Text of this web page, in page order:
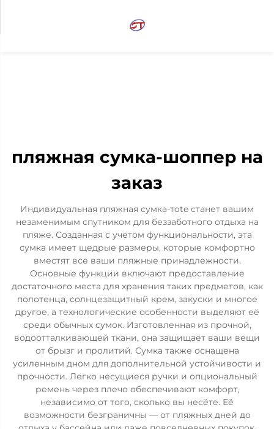
пляжная сумка-шоппер на
заказ
Индивидуальная пляжная сумка-тote станет вашим
незаменимым спутником для беззаботного отдыха на
пляже. Созданная с учетом функциональности, эта
сумка имеет щедрые размеры, которые комфортно
вместят все ваши пляжные принадлежности.
Основные функции включают предоставление
достаточного места для хранения таких предметов, как
полотенца, солнцезащитный крем, закуски и многое
другое, а технологические особенности выделяют её
среди обычных сумок. Изготовленная из прочной,
водоотталкивающей ткани, она защищает ваши вещи
от брызг и пролитий. Сумка также оснащена
усиленным дном для дополнительной устойчивости и
прочности. Легко несущиеся ручки и опциональный
ремень через плечо обеспечивают комфорт,
независимо от того, сколько вы несёте. Её
возможности безграничны — от пляжных дней до